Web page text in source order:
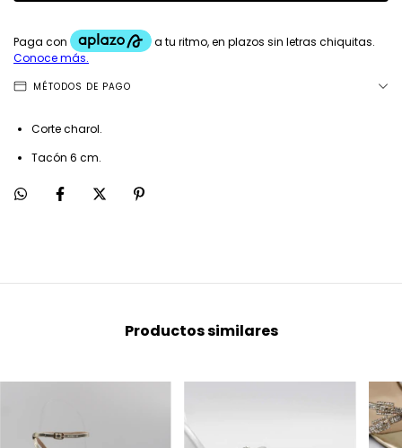
MÉTODOS DE PAGO
Corte charol.
Tacón 6 cm.
Productos similares